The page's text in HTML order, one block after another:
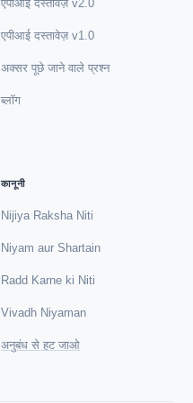
एपीआई दस्तावेज़ v2.0
एपीआई दस्तावेज़ v1.0
अक्सर पूछे जाने वाले प्रश्न
ब्लॉग
कानूनी
Nijiya Raksha Niti
Niyam aur Shartain
Radd Karne ki Niti
Vivadh Niyaman
अनुबंध से हट जाओ